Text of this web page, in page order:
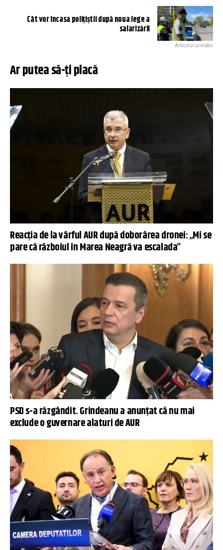
Cât vor încasa polițiștii după noua lege a
salarizării
Articolul următor
Ar putea să-ți placă
Reacția de la vârful AUR după doborârea dronei: „Mi se
pare că războiul în Marea Neagră va escalada”
PSD s-a răzgândit. Grindeanu a anunțat că nu mai
exclude o guvernare alaturi de AUR